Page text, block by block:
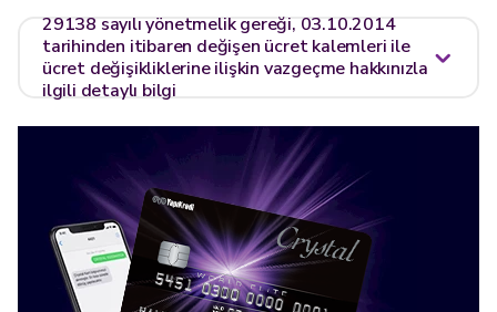
29138 sayılı yönetmelik gereği, 03.10.2014
tarihinden itibaren değişen ücret kalemleri ile
ücret değişikliklerine ilişkin vazgeçme hakkınızla
ilgili detaylı bilgi